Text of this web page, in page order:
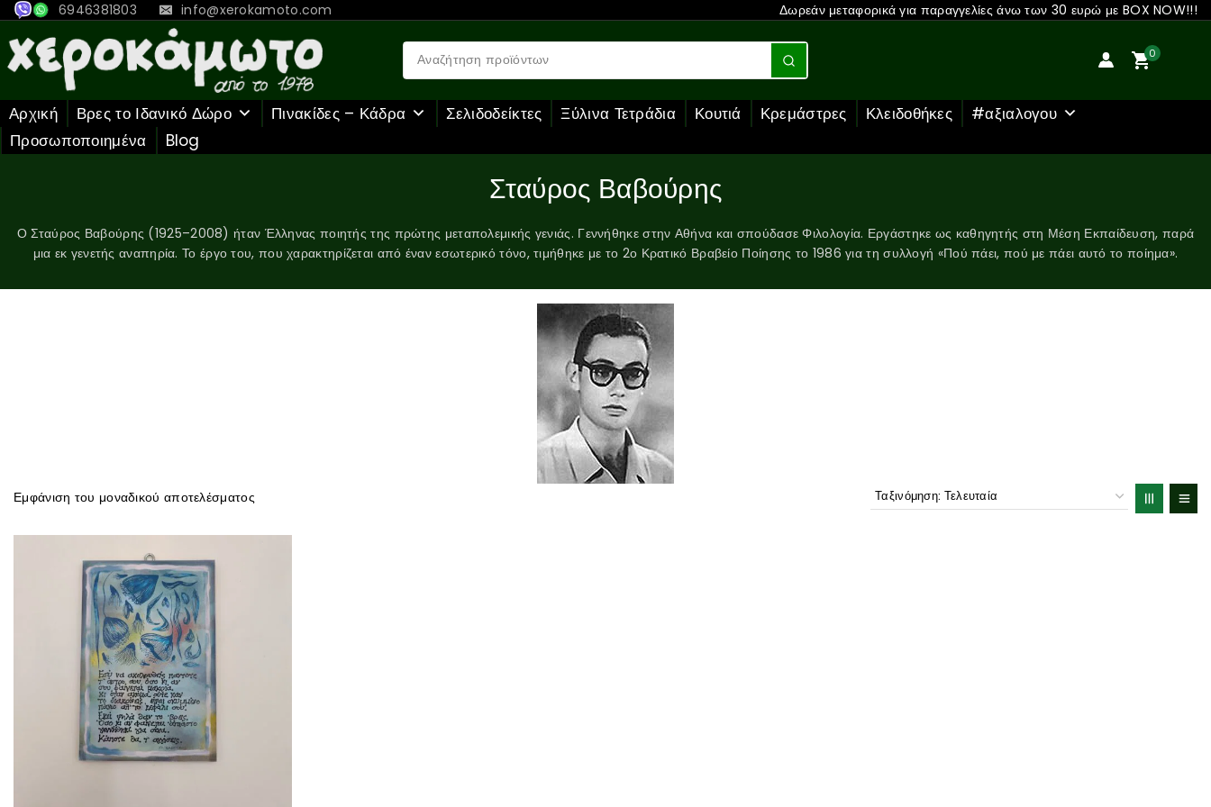
6946381803 info@xerokamoto.com Δωρεάν μεταφορικά για παραγγελίες άνω των 30 ευρώ με BOX NOW!!!
0
Αρχική Βρες το Ιδανικό Δώρο Πινακίδες – Κάδρα Σελιδοδείκτες Ξύλινα Τετράδια Κουτιά Κρεμάστρες Κλειδοθήκες
#αξιαλογου
Προσωποποιημένα
Blog
Σταύρος Βαβούρης
Ο Σταύρος Βαβούρης (1925–2008) ήταν Έλληνας ποιητής της πρώτης μεταπολεμικής γενιάς. Γεννήθηκε στην Αθήνα και σπούδασε Φιλολογία. Εργάστηκε ως καθηγητής στη Μέση Εκπαίδευση, παρά
μια εκ γενετής αναπηρία. Το έργο του, που χαρακτηρίζεται από έναν εσωτερικό τόνο, τιμήθηκε με το 2ο Κρατικό Βραβείο Ποίησης το 1986 για τη συλλογή «Πού πάει, πού με πάει αυτό το ποίημα».
Εμφάνιση του μοναδικού αποτελέσματος